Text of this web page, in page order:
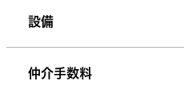
設備
仲介手数料